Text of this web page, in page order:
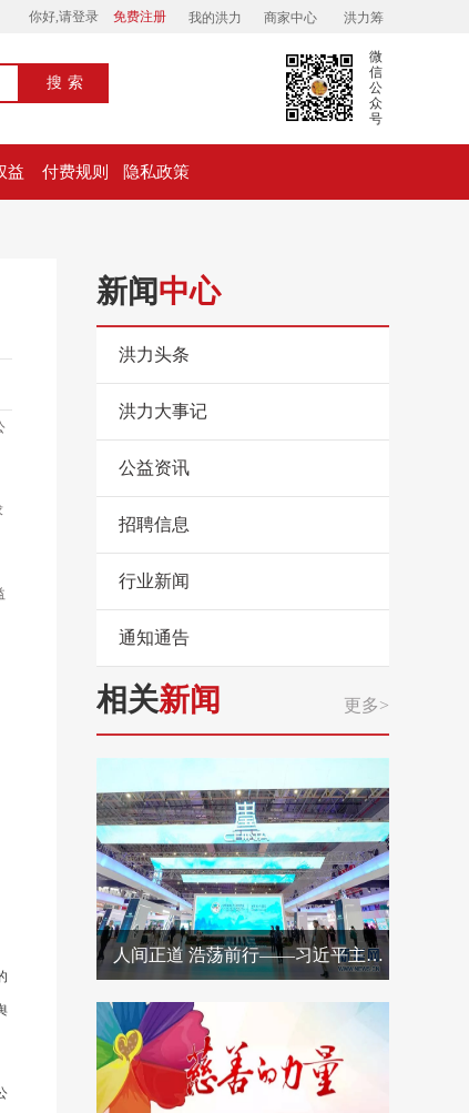
你好,请登录 免费注册 我的洪力 商家中心 洪力筹
搜索
微
信
公
众
号
益 付费规则 隐私政策
新闻中心
洪力头条
洪力大事记
公益资讯
招聘信息
行业新闻
通知通告
相关新闻 更多>
人间正道 浩荡前行——习近平主席出席首届中国国际进口博览会纪实